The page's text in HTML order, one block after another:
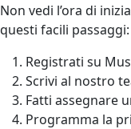
Non vedi l’ora di
questi facili passaggi:
Registrati su
Scrivi al nostro
Fatti assegnare
Programma la